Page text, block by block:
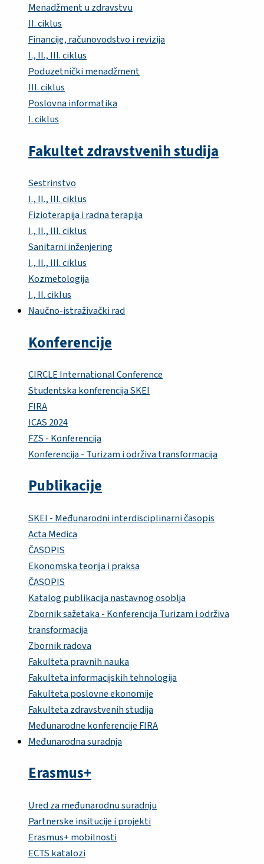
Menadžment u zdravstvu
II. ciklus
Financije, računovodstvo i revizija
I., II., III. ciklus
Poduzetnički menadžment
III. ciklus
Poslovna informatika
I. ciklus
Fakultet zdravstvenih studija
Sestrinstvo
I., II., III. ciklus
Fizioterapija i radna terapija
I., II., III. ciklus
Sanitarni inženjering
I., II., III. ciklus
Kozmetologija
I., II. ciklus
Naučno-istraživački rad
Konferencije
CIRCLE International Conference
Studentska konferencija SKEI
FIRA
ICAS 2024
FZS - Konferencija
Konferencija - Turizam i održiva transformacija
Publikacije
SKEI - Međunarodni interdisciplinarni časopis
Acta Medica
ČASOPIS
Ekonomska teorija i praksa
ČASOPIS
Katalog publikacija nastavnog osoblja
Zbornik sažetaka - Konferencija Turizam i održiva
transformacija
Zbornik radova
Fakulteta pravnih nauka
Fakulteta informacijskih tehnologija
Fakulteta poslovne ekonomije
Fakulteta zdravstvenih studija
Međunarodne konferencije FIRA
Međunarodna suradnja
Erasmus+
Ured za međunarodnu suradnju
Partnerske insitucije i projekti
Erasmus+ mobilnosti
ECTS katalozi